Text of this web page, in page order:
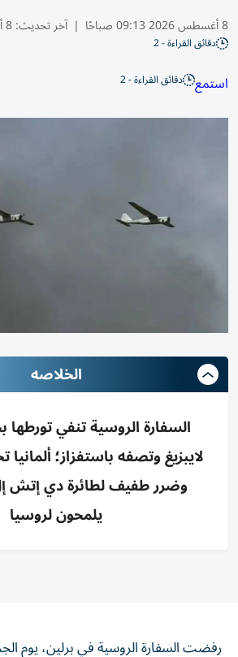
8 أغسطس 2026 09:13 صباحًا | آخر تحديث:8 أغسطس 10:49 2026
دقائق القراءة - 2
استمع دقائق القراءة - 2
الخلاصه
السفارة الروسية تنفي
لايبزيغ وتصفه باستفزاز؛
وضرر طفيف لطائرة دي إتش
يلمحون لروسيا
رفضت السفارة الروسية في برلين، يوم